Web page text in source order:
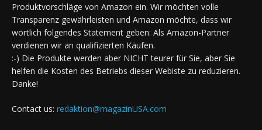
Produktvorschläge von Amazon ein. Wir möchten volle
Transparenz gewährleisten und Amazon möchte, dass wir
wörtlich folgendes Statement geben: Als Amazon-Partner
verdienen wir an qualifizierten Käufen.
:-) Die Produkte werden aber NICHT teurer für Sie, aber Sie
helfen die Kosten des Betriebs dieser Webiste zu reduzieren.
Danke!
Contact us: redaktion@magazinUSA.com